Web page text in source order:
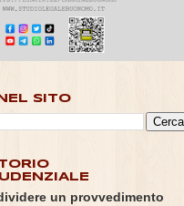
SITO
un provvedimento